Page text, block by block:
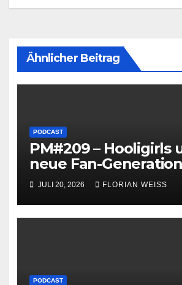
Ähnlicher Beitrag
PODCAST
PM#209 – Hooligirls
neue Fan-Generation
JULI 20, 2026 FLORIAN WEISS
PODCAST